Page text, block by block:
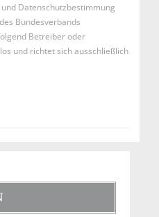
Datenschutzbestimmung
Bundesverbands
Betreiber oder
und richtet sich ausschließlich